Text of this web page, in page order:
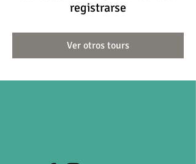
registrarse
Ver otros tours